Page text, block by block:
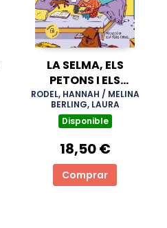
LA SELMA, ELS
PETONS I ELS
EMBOLICS
RODEL, HANNAH / MELINA
BERLING, LAURA
Disponible
18,50 €
Comprar